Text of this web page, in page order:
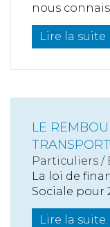
nous
Lire la suite
LE
Particuliers /
La loi de
Sociale pour
Lire la suite